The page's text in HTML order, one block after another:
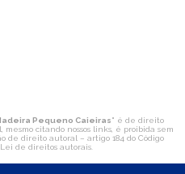
Pequeno Caieiras" é de direito
citando nossos links, é proibida sem
de direito autoral – artigo 184 do Código
Lei de direitos autorais.